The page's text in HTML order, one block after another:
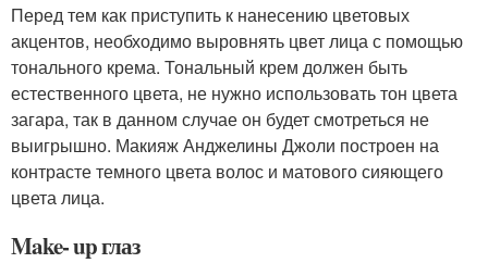
Перед тем как приступить к нанесению цветовых
акцентов, необходимо выровнять цвет лица с помощью
тонального крема. Тональный крем должен быть
естественного цвета, не нужно использовать тон цвета
загара, так в данном случае он будет смотреться не
выигрышно. Макияж Анджелины Джоли построен на
контрасте темного цвета волос и матового сияющего
цвета лица.
Make- up глаз